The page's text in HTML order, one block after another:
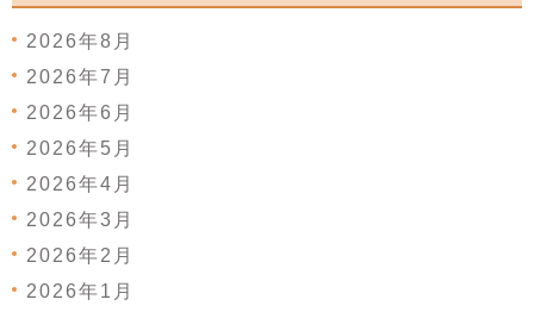
2026年8月
2026年7月
2026年6月
2026年5月
2026年4月
2026年3月
2026年2月
2026年1月